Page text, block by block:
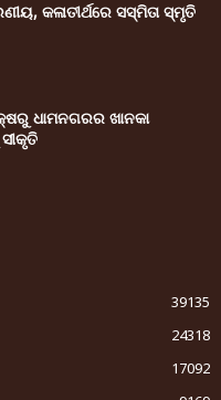
କଳାତୀର୍ଥରେ ସସ୍ମିତା ସ୍ମୃତି
ଧାମନଗରର ଖାନକା
39135
24318
17092